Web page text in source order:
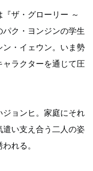
ザ・グローリー ～
ク・ヨンジンの学生
・イェウン。いま勢
ラクターを通じて圧
ョンヒ。家庭にそれ
い支え合う二人の姿
れる。